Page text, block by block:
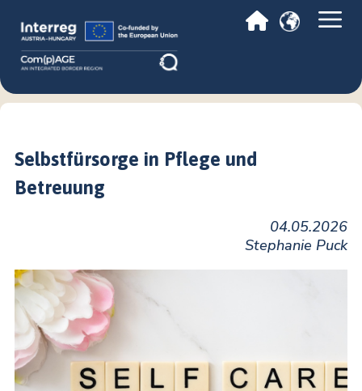
Selbstfürsorge in Pflege und
Betreuung
04.05.2026
Stephanie Puck